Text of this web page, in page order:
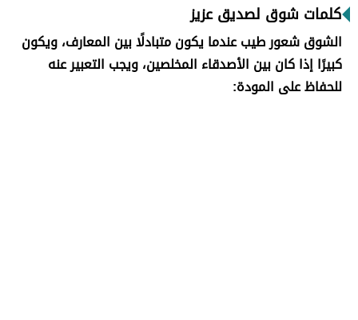
كلمات شوق لصديق عزيز
الشوق شعور طيب عندما يكون متبادلًا بين المعارف، ويكون
كبيرًا إذا كان بين الأصدقاء المخلصين، ويجب التعبير عنه
للحفاظ على المودة: